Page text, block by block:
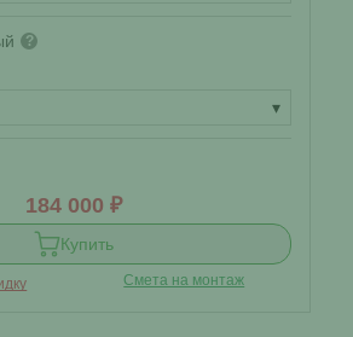
?
▾
184 000 ₽
Купить
Смета на монтаж